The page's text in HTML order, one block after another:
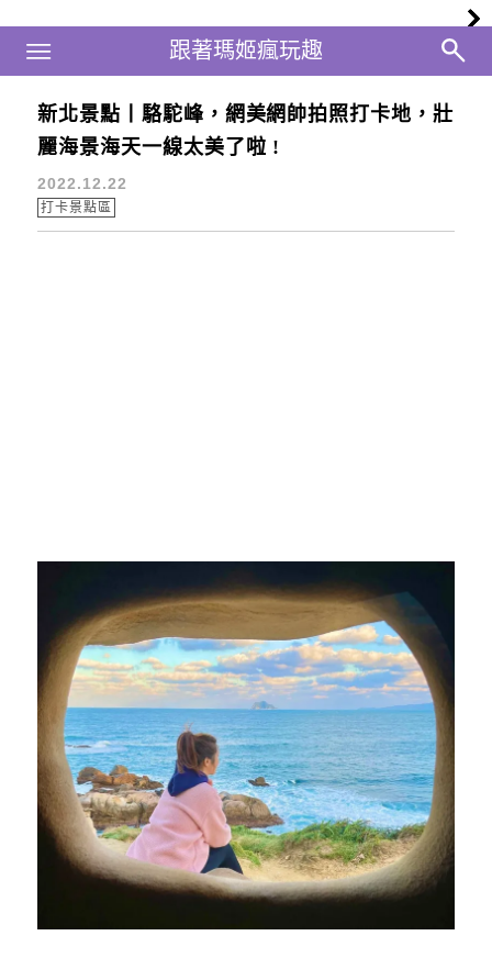
跟著瑪姬瘋玩趣
跟著瑪姬瘋玩趣
Main Menu
金山老街
新北景點丨駱駝峰，網美網帥拍照打卡地，壯
麗海景海天一線太美了啦 !
2022.12.22
打卡景點區